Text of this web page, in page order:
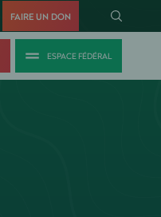
FAIRE UN DON
ESPACE FÉDÉRAL